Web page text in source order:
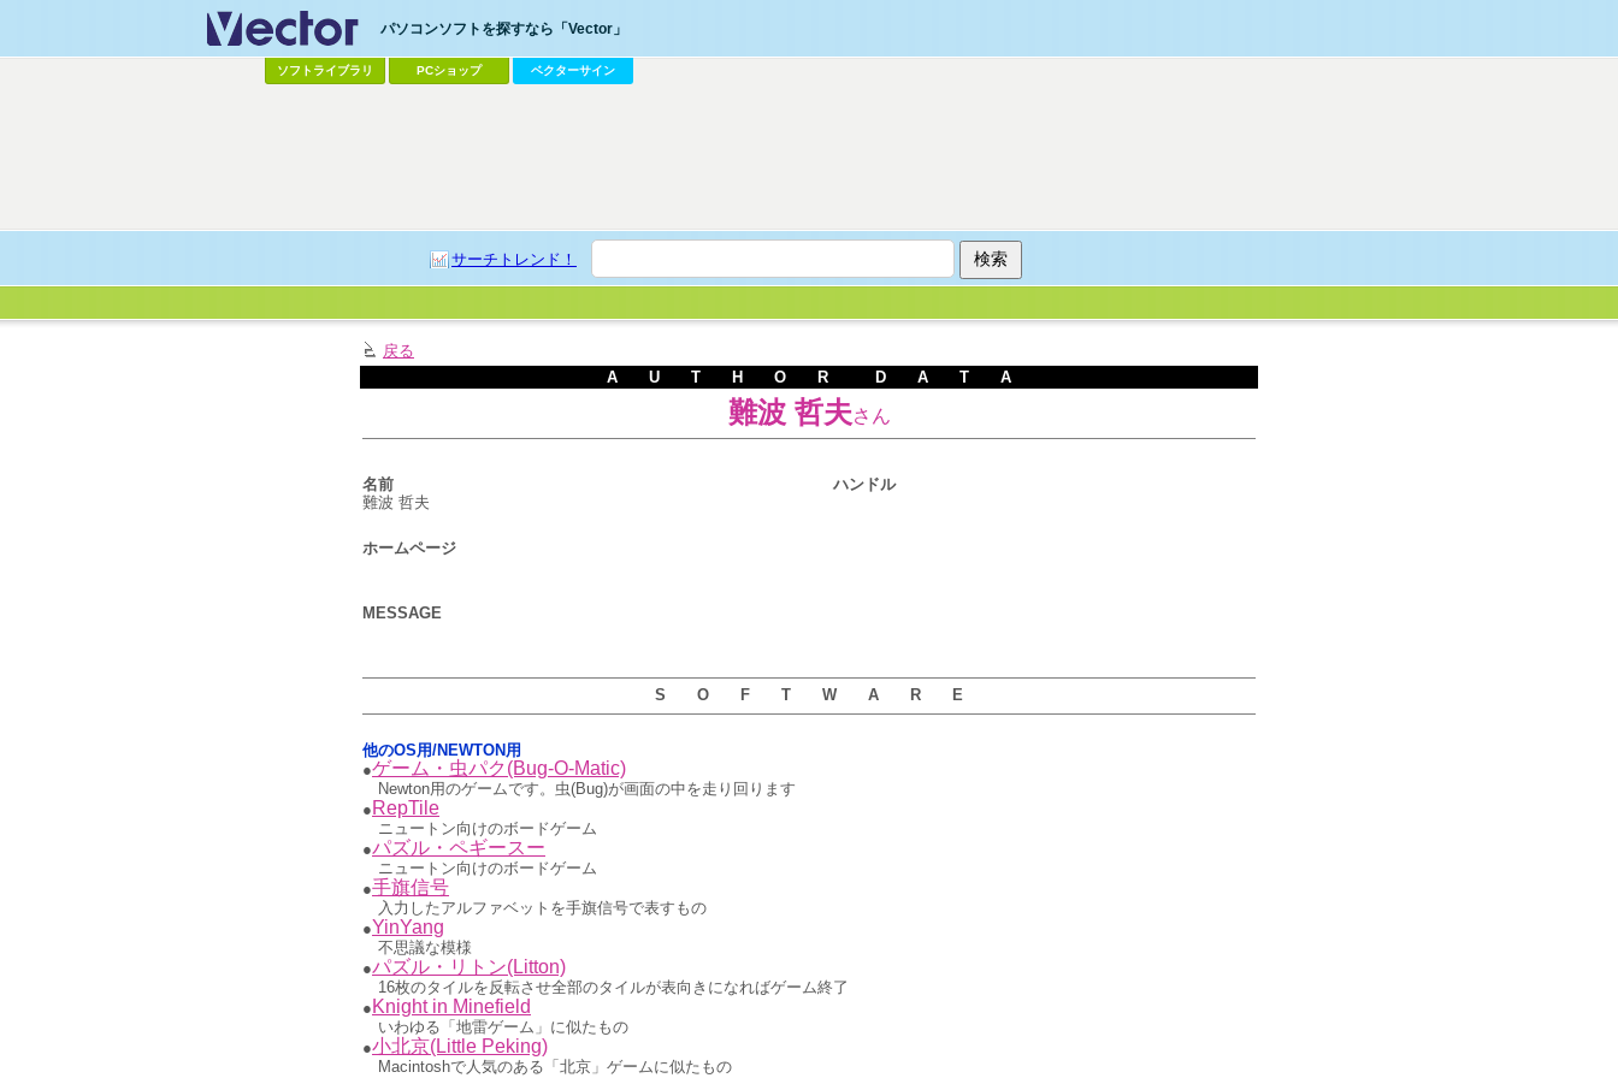
パソコンソフトを探すなら「Vector」
ソフトライブラリ PCショップ ベクターサイン
サーチトレンド！
戻る
A U T H O R D A T A
難波 哲夫さん
名前
難波 哲夫
ハンドル
ホームページ
MESSAGE
S O F T W A R E
他のOS用/NEWTON用
●ゲーム・虫パク(Bug-O-Matic)
Newton用のゲームです。虫(Bug)が画面の中を走り回ります
● RepTile
ニュートン向けのボードゲーム
●パズル・ペギースー
ニュートン向けのボードゲーム
●手旗信号
入力したアルファベットを手旗信号で表すもの
●YinYang
不思議な模様
●パズル・リトン(Litton)
16枚のタイルを反転させ全部のタイルが表向きになればゲーム終了
● Knight in Minefield
いわゆる「地雷ゲーム」に似たもの
●小北京(Little Peking)
Macintoshで人気のある「北京」ゲームに似たもの